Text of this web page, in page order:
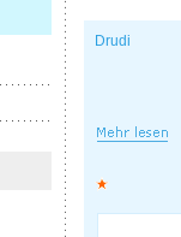
Drudi